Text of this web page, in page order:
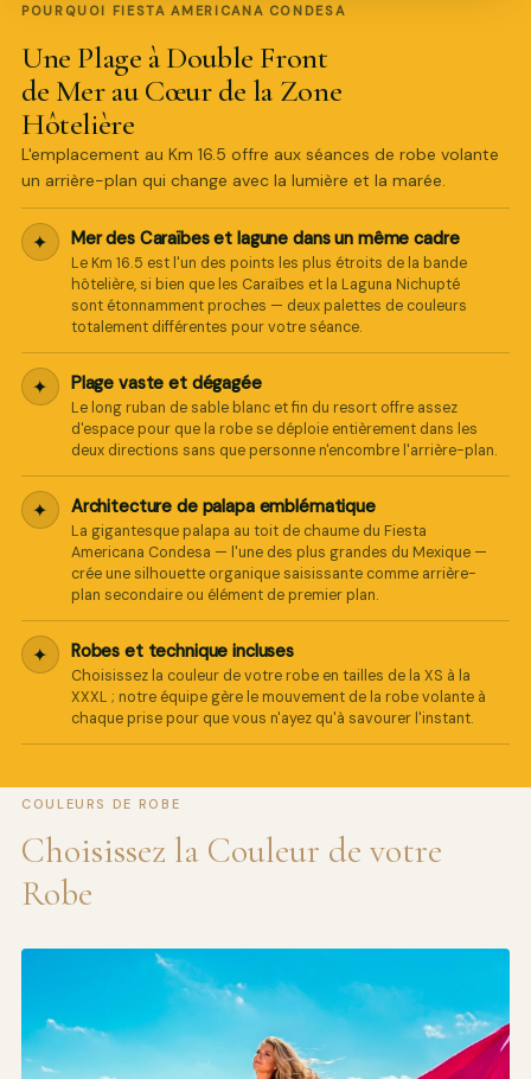
POURQUOI FIESTA AMERICANA CONDESA
Une Plage à Double Front
de Mer au Cœur de la Zone
Hôtelière
L'emplacement au Km 16.5 offre aux séances de robe volante
un arrière-plan qui change avec la lumière et la marée.
✦ Mer des Caraïbes et lagune dans un même cadre
Le Km 16.5 est l'un des points les plus étroits de la bande
hôtelière, si bien que les Caraïbes et la Laguna Nichupté
sont étonnamment proches — deux palettes de couleurs
totalement différentes pour votre séance.
✦ Plage vaste et dégagée
Le long ruban de sable blanc et fin du resort offre assez
d'espace pour que la robe se déploie entièrement dans les
deux directions sans que personne n'encombre l'arrière-plan.
✦ Architecture de palapa emblématique
La gigantesque palapa au toit de chaume du Fiesta
Americana Condesa — l'une des plus grandes du Mexique —
crée une silhouette organique saisissante comme arrière-
plan secondaire ou élément de premier plan.
✦ Robes et technique incluses
Choisissez la couleur de votre robe en tailles de la XS à la
XXXL ; notre équipe gère le mouvement de la robe volante à
chaque prise pour que vous n'ayez qu'à savourer l'instant.
COULEURS DE ROBE
Choisissez la Couleur de votre
Robe